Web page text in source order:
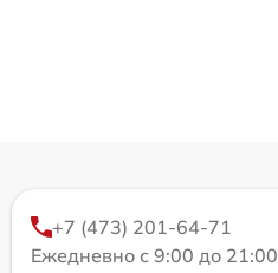
+7 (473) 201-64-71
Ежедневно с 9:00 до 21:00